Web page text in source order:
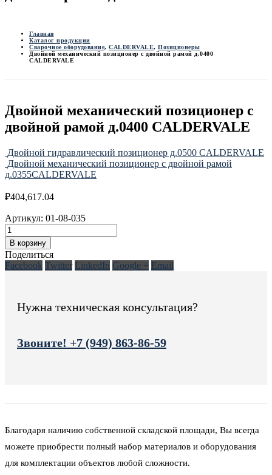
Главная
Каталог продукции
Сварочное оборудование, CALDERVALE, Позиционеры
Двойной механический позиционер с двойной рамой д.0400
CALDERVALE
Двойной механический позиционер с
двойной рамой д.0400 CALDERVALE
Двойной гидравлический позиционер д.0500 CALDERVALE
Двойной механический позиционер с двойной рамой
д.0355CALDERVALE
₽404,617.04
Артикул: 01-08-035
В корзину
Поделиться
Facebook Twitter LinkedIn Google + Email
Нужна техническая консультация?
Звоните! +7 (949) 863-86-59
Благодаря наличию собственной складской площади, Вы всегда
можете приобрести полный набор материалов и оборудования
для комплектации объектов любой сложности.